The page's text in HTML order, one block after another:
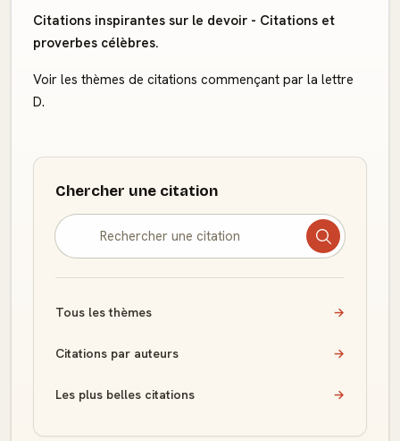
Citations inspirantes sur le devoir - Citations et
proverbes célèbres.
Voir les thèmes de citations commençant par la lettre
D.
Chercher une citation
Tous les thèmes →
Citations par auteurs →
Les plus belles citations →